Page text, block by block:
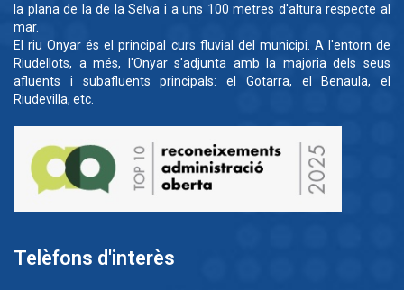
la plana de la de la Selva i a uns 100 metres d'altura respecte al
mar.
El riu Onyar és el principal curs fluvial del municipi. A l'entorn de
Riudellots, a més, l'Onyar s'adjunta amb la majoria dels seus
afluents i subafluents principals: el Gotarra, el Benaula, el
Riudevilla, etc.
Telèfons d'interès